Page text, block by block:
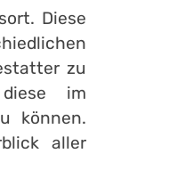
Diese
zu
im
können.
aller